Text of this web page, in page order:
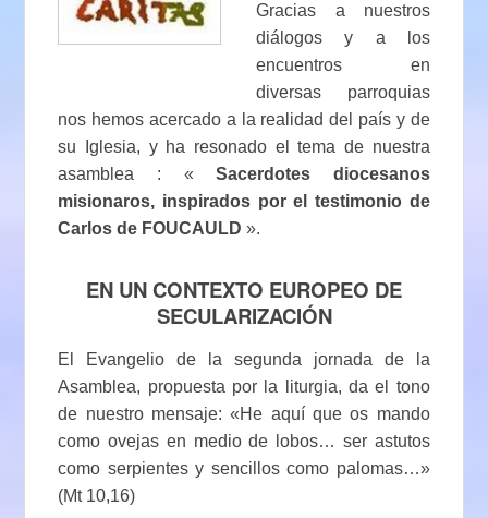
Gracias a nuestros
diálogos y a los
encuentros en
diversas parroquias
nos hemos acercado a la realidad del país y de
su Iglesia, y ha resonado el tema de nuestra
asamblea : «Sacerdotes diocesanos
misionaros, inspirados por el testimonio de
Carlos de FOUCAULD ».
EN UN CONTEXTO EUROPEO DE
SECULARIZACIÓN
El Evangelio de la segunda jornada de la
Asamblea, propuesta por la liturgia, da el tono
de nuestro mensaje: «He aquí que os mando
como ovejas en medio de lobos… ser astutos
como serpientes y sencillos como palomas…»
(Mt 10,16)